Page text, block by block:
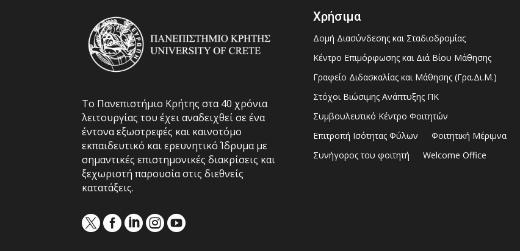
Το Πανεπιστήμιο Κρήτης στα 40 χρόνια
λειτουργίας του έχει αναδειχθεί σε ένα
έντονα εξωστρεφές και καινοτόμο
εκπαιδευτικό και ερευνητικό Ίδρυμα με
σημαντικές επιστημονικές διακρίσεις και
ξεχωριστή παρουσία στις διεθνείς
κατατάξεις.

Χρήσιμα
Δομή Διασύνδεσης και Σταδιοδρομίας
Κέντρο Επιμόρφωσης και Διά Βίου Μάθησης
Γραφείο Διδασκαλίας και Μάθησης (Γρα.Δι.Μ.)
Στόχοι Βιώσιμης Ανάπτυξης ΠΚ
Συμβουλευτικό Κέντρο Φοιτητών
Επιτροπή Ισότητας Φύλων
Φοιτητική Μέριμνα
Συνήγορος του φοιτητή
Welcome Office